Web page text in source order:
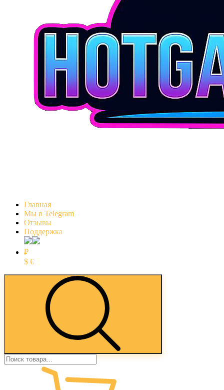
Главная
Мы в Telegram
Отзывы
Поддержка
₽
$ €